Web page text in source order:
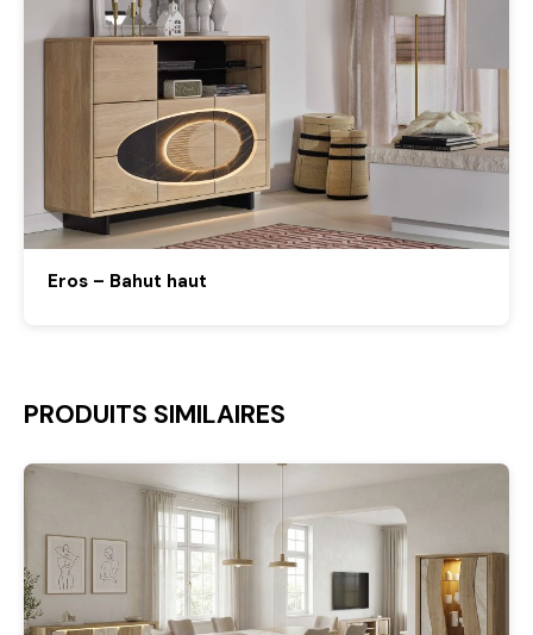
Eros – Bahut haut
PRODUITS SIMILAIRES